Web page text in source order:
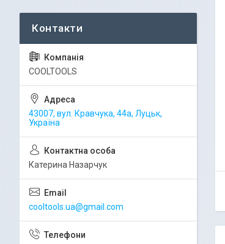
COOLTOOLS
43007, вул. Кравчука, 44а, Луцьк,
Україна
Катерина Назарчук
cooltools.ua@gmail.com